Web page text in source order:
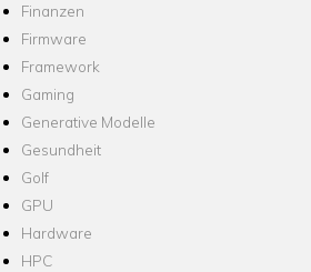
Finanzen
Firmware
Framework
Gaming
Generative Modelle
Gesundheit
Golf
GPU
Hardware
HPC